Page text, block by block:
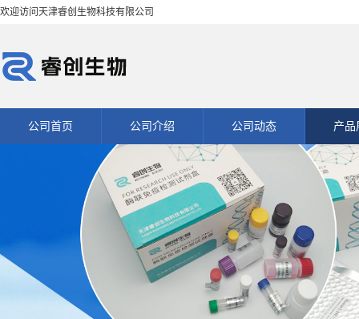
欢迎访问天津睿创生物科技有限公司
公司首页 公司介绍 公司动态 产品